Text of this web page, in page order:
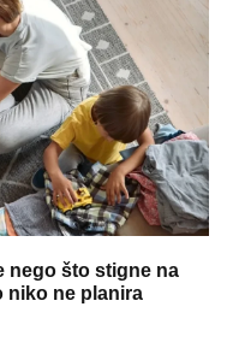
nego što stigne na
niko ne planira